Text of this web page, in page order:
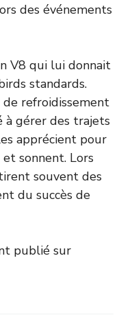
des événements
V8 qui lui donnait
standards.
de refroidissement
à gérer des trajets
apprécient pour
sonnent. Lors
souvent des
du succès de
publié sur